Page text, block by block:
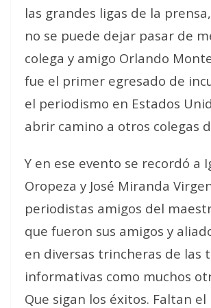
las grandes ligas de la
no se puede dejar pasar de
colega y amigo Orlando
fue el primer egresado de
el periodismo en Estados
abrir camino a otros colegas
Y en ese evento se recordó a
Oropeza y José Miranda
periodistas amigos del
que fueron sus amigos y
en diversas trincheras de las
informativas como muchos
Que sigan los éxitos. Faltan